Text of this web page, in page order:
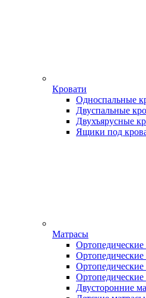
Кровати
Односпальные
Двуспальные
Двухъярусные
Ящики под
Матрасы
Ортопедические
Двусторонние